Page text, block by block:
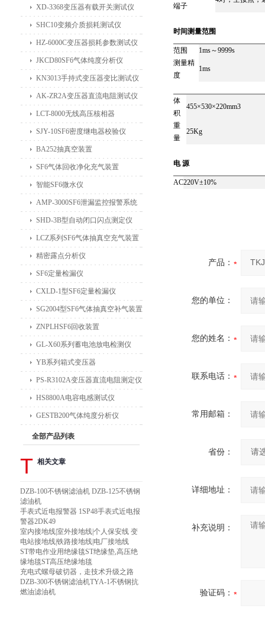
端子
时间测量范围
范围
1ms～9999s
测量精
度
1ms
体
积
455×530×220mm3
重
量
25Kg
电 源
AC220V±10%
产品：
您的单位：
您的姓名：
联系电话：
常用邮箱：
省份：
详细地址：
补充说明：
验证码：
XD-3368变压器有载开关测试仪
SHC10变频介质损耗测试仪
HZ-6000C变压器损耗参数测试仪
JKCD80SF6气体纯度分析仪
KN3013手持式变压器变比测试仪
AK-ZR2A变压器直流电阻测试仪
LCT-8000无线高压核相器
SJY-10SF6密度继电器校验仪
BA252抽真空装置
SF6气体回收净化充气装置
智能SF6微水仪
AMP-3000SF6泄漏监控报警系统
SHD-3B型自动闭口闪点测定仪
LCZ系列SF6气体抽真空充气装置
精密露点分析仪
SF6定量检漏仪
CXLD-1型SF6定量检漏仪
SG2004型SF6气体抽真空补气装置
ZNPLHSF6回收装置
GL-X60系列蓄电池放电检测仪
YB系列箱式变压器
PS-R3102A变压器直流电阻测定仪
HS8800A电容电感测试仪
GESTB200气体纯度分析仪
全部产品列表
T 相关文章
DZB-100不锈钢滤油机 DZB-125不锈钢
滤油机
手表式近电报警器 1SP48手表式近电报
警器2DK49
室内接地线|室外接地线|个人保安线 变
电站接地线|铁路接地线|电厂接地线
ST带电作业用绝缘毯ST绝缘垫,高压绝
缘地毯ST高压绝缘地毯
充电式螺母破切器，走技术升级之路
DZB-300不锈钢滤油机TYA-1不锈钢抗
燃油滤油机